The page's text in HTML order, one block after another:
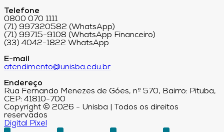
Telefone
0800 070 1111
(71) 997320582 (WhatsApp)
(71) 99715-9108 (WhatsApp Financeiro)
(33) 4042-1822 WhatsApp
E-mail
atendimento@unisba.edu.br
Endereço
Rua Fernando Menezes de Góes, nº 570, Bairro: Pituba,
CEP: 41810-700
Copyright © 2026 - Unisba | Todos os direitos
reservados
Digital Pixel